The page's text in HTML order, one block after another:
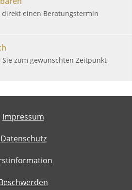
direkt einen Beratungstermin
zum gewünschten Zeitpunkt
Impressum
Datenschutz